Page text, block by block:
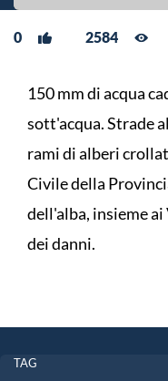
0 2584
150 mm di acqua
sott'acqua. Strade
rami di alberi
Civile della
dell'alba, insieme
dei danni.
TAG